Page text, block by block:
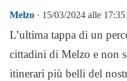
Melzo · 15/03/2024 alle 17:35
L’ultima tappa di un
cittadini di Melzo e non
itinerari più belli del